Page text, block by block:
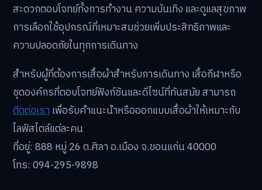
สะดวกตอบโจทย์ทั้งการทำงาน ความบันเทิง และดูแลสุขภาพ
การเลือกใช้อุปกรณ์ที่เหมาะสมช่วยเพิ่มประสิทธิภาพและ
ความปลอดภัยในทุกการเดินทาง
สำหรับผู้ที่ต้องการเสื้อผ้าสำหรับการเดินทาง เสื้อกีฬาหรือ
ชุดองค์กรที่ตอบโจทย์ฟังก์ชันและดีไซน์ที่ทันสมัย สามารถ
ติดต่อเราเพื่อรับคำแนะนำหรือออกแบบเสื้อผ้าให้เหมาะกับ
ไลฟ์สไตล์แต่ละคน
ที่อยู่: 888 หมู่ 26 ต.ศิลา อ.เมือง จ.ขอนแก่น 40000
โทร: 094-295-9898